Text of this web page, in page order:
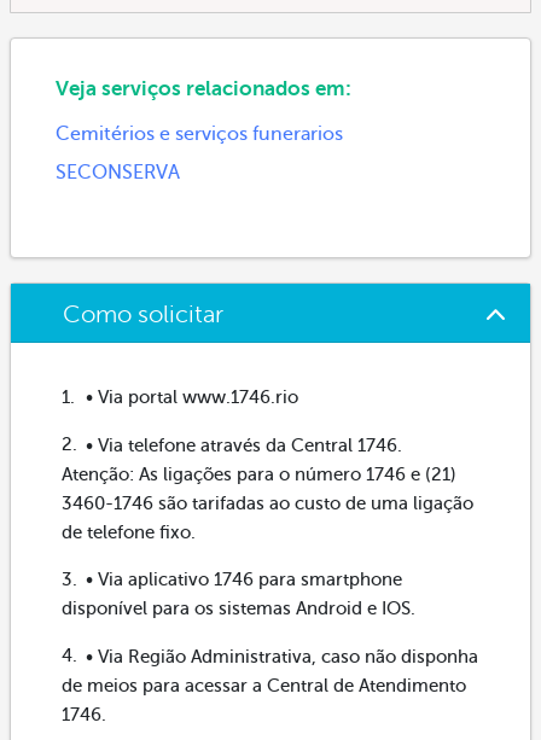
Veja serviços relacionados em:
Cemitérios e serviços funerarios
SECONSERVA
Como solicitar
• Via portal www.1746.rio
• Via telefone através da Central 1746.
Atenção: As ligações para o número 1746 e (21)
3460-1746 são tarifadas ao custo de uma ligação
de telefone fixo.
• Via aplicativo 1746 para smartphone
disponível para os sistemas Android e IOS.
• Via Região Administrativa, caso não disponha
de meios para acessar a Central de Atendimento
1746.